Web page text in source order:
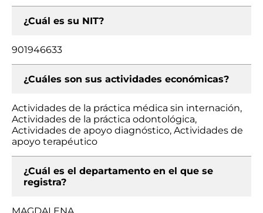
¿Cuál es su NIT?
901946633
¿Cuáles son sus actividades económicas?
Actividades de la práctica médica sin internación,
Actividades de la práctica odontológica,
Actividades de apoyo diagnóstico, Actividades de
apoyo terapéutico
¿Cuál es el departamento en el que se
registra?